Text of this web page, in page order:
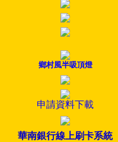
鄉村風半吸頂燈
申請資料下載
華南銀行線上刷卡系統